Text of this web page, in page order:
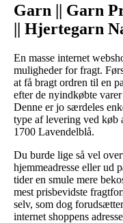
Garn || Garn
|| Hjertegarn
En masse internet
muligheder for fragt.
at få bragt ordren til en
efter de nyindkøbte
Denne er jo særdeles
type af levering ved
1700 Lavendelblå.
Du burde lige så vel
hjemmeadresse eller ud
tider en smule mere
mest prisbevidste
selv, som dog
internet shoppens